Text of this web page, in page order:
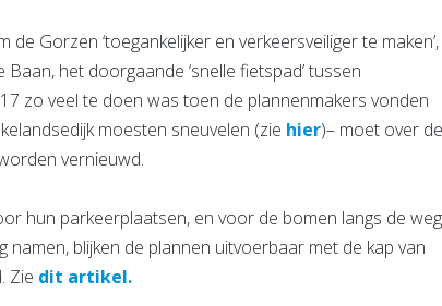
Gorzen ‘toegankelijker en verkeersveiliger te maken’,
het doorgaande ‘snelle fietspad’ tussen
zo veel te doen was toen de plannenmakers vonden
moesten sneuvelen (zie hier)– moet over de
vernieuwd.
hun parkeerplaatsen, en voor de bomen langs de
namen, blijken de plannen uitvoerbaar met de kap van
Zie dit artikel.